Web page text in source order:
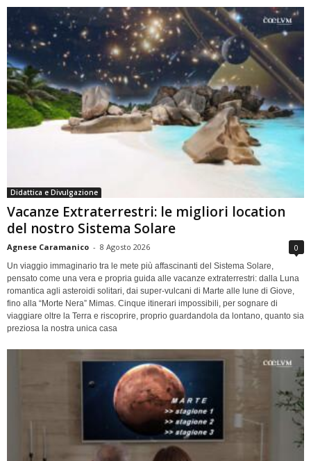
Didattica e Divulgazione
Vacanze Extraterrestri: le migliori location
del nostro Sistema Solare
Agnese Caramanico - 8 Agosto 2026 0
Un viaggio immaginario tra le mete più affascinanti del Sistema Solare,
pensato come una vera e propria guida alle vacanze extraterrestri: dalla Luna
romantica agli asteroidi solitari, dai super-vulcani di Marte alle lune di Giove,
fino alla “Morte Nera” Mimas. Cinque itinerari impossibili, per sognare di
viaggiare oltre la Terra e riscoprire, proprio guardandola da lontano, quanto sia
preziosa la nostra unica casa